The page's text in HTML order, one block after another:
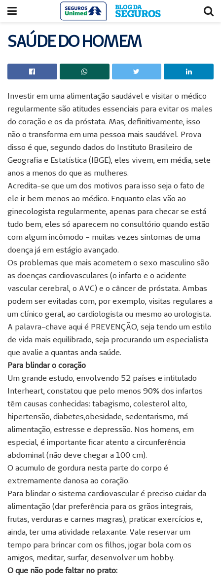
SAÚDE DO HOMEM
Investir em uma alimentação saudável e visitar o médico
regularmente são atitudes essenciais para evitar os males
do coração e os da próstata. Mas, definitivamente, isso
não o transforma em uma pessoa mais saudável. Prova
disso é que, segundo dados do Instituto Brasileiro de
Geografia e Estatística (IBGE), eles vivem, em média, sete
anos a menos do que as mulheres.
Acredita-se que um dos motivos para isso seja o fato de
ele ir bem menos ao médico. Enquanto elas vão ao
ginecologista regularmente, apenas para checar se está
tudo bem, eles só aparecem no consultório quando estão
com algum incômodo – muitas vezes sintomas de uma
doença já em estágio avançado.
Os problemas que mais acometem o sexo masculino são
as doenças cardiovasculares (o infarto e o acidente
vascular cerebral, o AVC) e o câncer de próstata. Ambas
podem ser evitadas com, por exemplo, visitas regulares a
um clínico geral, ao cardiologista ou mesmo ao urologista.
A palavra-chave aqui é PREVENÇÃO, seja tendo um estilo
de vida mais equilibrado, seja procurando um especialista
que avalie a quantas anda saúde.
Para blindar o coração
Um grande estudo, envolvendo 52 países e intitulado
Interheart, constatou que pelo menos 90% dos infartos
têm causas conhecidas: tabagismo, colesterol alto,
hipertensão, diabetes,obesidade, sedentarismo, má
alimentação, estresse e depressão. Nos homens, em
especial, é importante ficar atento a circunferência
abdominal (não deve chegar a 100 cm).
O acumulo de gordura nesta parte do corpo é
extremamente danosa ao coração.
Para blindar o sistema cardiovascular é preciso cuidar da
alimentação (dar preferência para os grãos integrais,
frutas, verduras e carnes magras), praticar exercícios e,
ainda, ter uma atividade relaxante. Vale reservar um
tempo para brincar com os filhos, jogar bola com os
amigos, meditar, surfar, desenvolver um hobby.
O que não pode faltar no prato: